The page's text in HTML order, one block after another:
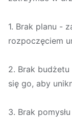
1. Brak planu -
rozpoczęciem
2. Brak
się go, aby
3. Brak